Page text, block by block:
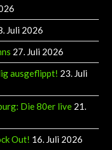
Juli 2026
27. Juli 2026
ausgeflippt! 23. Juli
Die 80er live 21.
Out! 16. Juli 2026